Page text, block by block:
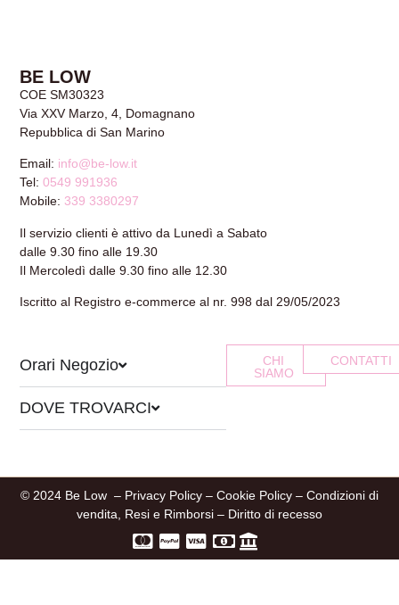
BE LOW
COE SM30323
Via XXV Marzo, 4, Domagnano
Repubblica di San Marino
Email: info@be-low.it
Tel:0549 991936
Mobile: 339 3380297
Il servizio clienti è attivo da Lunedì a Sabato
dalle 9.30 fino alle 19.30
Il Mercoledì dalle 9.30 fino alle 12.30
Iscritto al Registro e-commerce al nr. 998 dal 29/05/2023
Orari Negozio
DOVE TROVARCI
CHI
SIAMO
CONTATTI
© 2024 Be Low – Privacy Policy – Cookie Policy – Condizioni di
vendita, Resi e Rimborsi – Diritto di recesso